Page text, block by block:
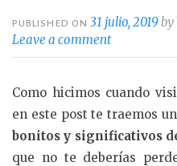
PUBLISHED ON 31 julio, 2019by
Leave a comment
Como hicimos cuando
en este post te traemos
bonitos y significativos
que no te deberías